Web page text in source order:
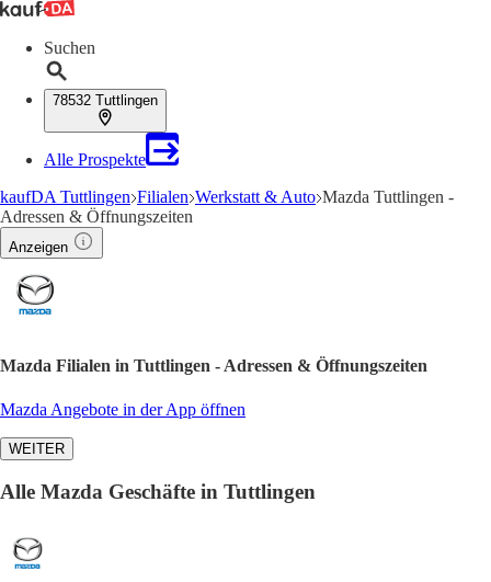
Suchen
78532 Tuttlingen
Alle Prospekte
kaufDA Tuttlingen Filialen Werkstatt & Auto Mazda Tuttlingen -
Adressen & Öffnungszeiten
Anzeigen
Mazda Filialen in Tuttlingen - Adressen & Öffnungszeiten
Mazda Angebote in der App öffnen
WEITER
Alle Mazda Geschäfte in Tuttlingen